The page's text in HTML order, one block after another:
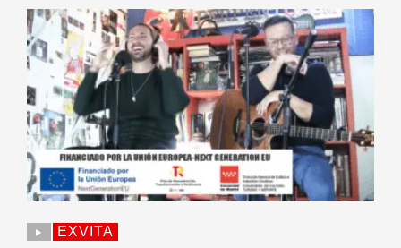
EXVITA